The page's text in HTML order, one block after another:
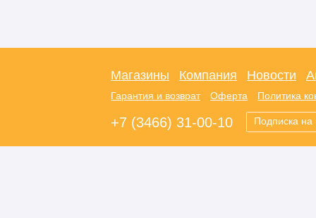
Магазины Компания Новости
Гарантия и возврат Оферта Политика
+7 (3466) 31-00-10 Подписка на